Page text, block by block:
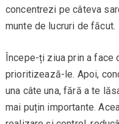
concentrezi pe câteva
munte de lucruri de făcut.
Începe-ți ziua prin a face
prioritizează-le. Apoi,
una câte una, fără a te
mai puțin importante.